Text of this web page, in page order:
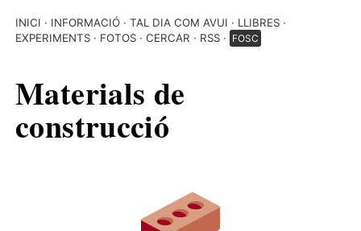
INICI INFORMACIÓ TAL DIA COM AVUI
LLIBRES
EXPERIMENTS
FOTOS CERCAR RSS FOSC
Materials de
construcció